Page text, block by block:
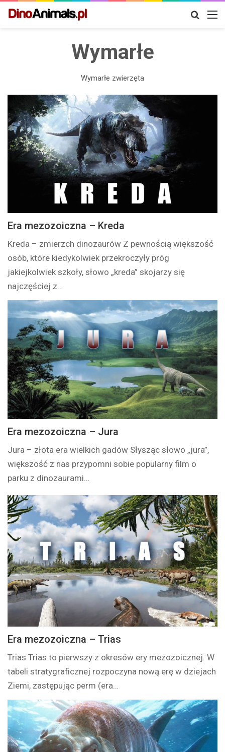
Szukaj
Wymarłe
Wymarłe zwierzęta
Era mezozoiczna – Kreda
Kreda – zmierzch dinozaurów Z pewnością większość
osób, które kiedykolwiek przekroczyły próg
jakiejkolwiek szkoły, słowo „kreda” skojarzy się
najczęściej z…
Era mezozoiczna – Jura
Jura – złota era wielkich gadów Słysząc słowo „jura”,
większość z nas przypomni sobie popularny film o
parku z dinozaurami…
Era mezozoiczna – Trias
Trias Trias to pierwszy z okresów ery mezozoicznej. W
tabeli stratygraficznej rozpoczyna nową erę w dziejach
Ziemi, zastępując perm (era…